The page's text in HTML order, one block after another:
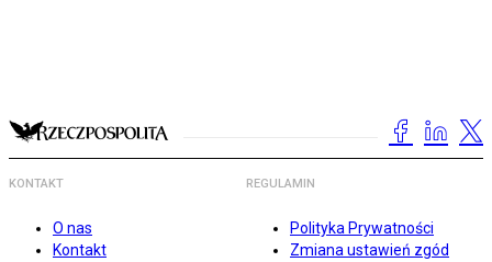
KONTAKT
O nas
Kontakt
REGULAMIN
Polityka Prywatności
Zmiana ustawień zgód